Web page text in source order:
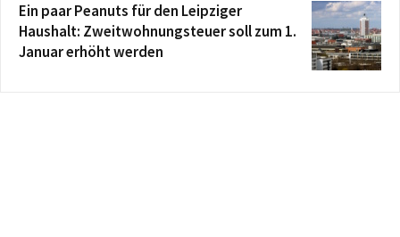
Ein paar Peanuts für den Leipziger
Haushalt: Zweitwohnungsteuer soll zum 1.
Januar erhöht werden